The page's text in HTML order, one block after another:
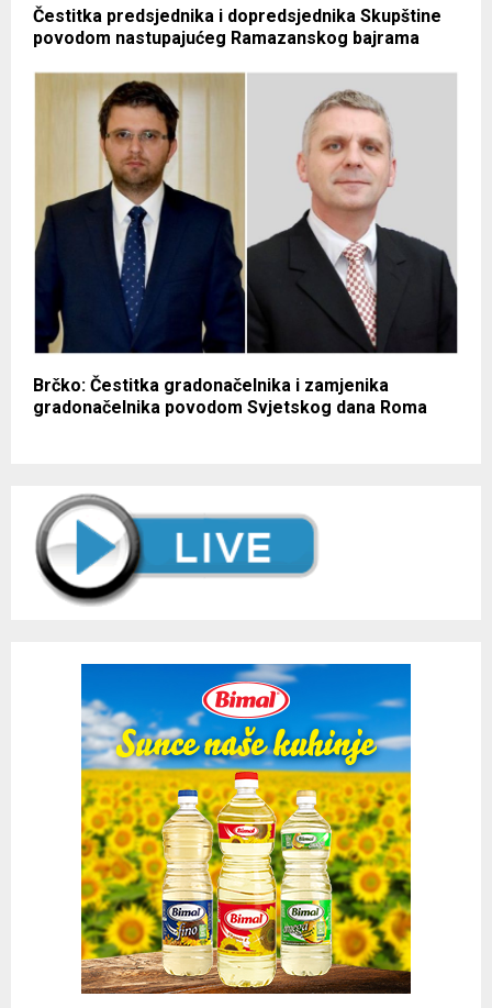
Čestitka predsjednika i dopredsjednika Skupštine
povodom nastupajućeg Ramazanskog bajrama
Brčko: Čestitka gradonačelnika i zamjenika
gradonačelnika povodom Svjetskog dana Roma